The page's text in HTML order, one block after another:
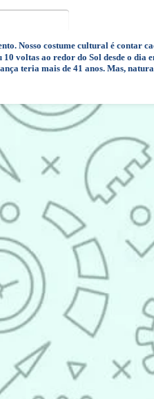
Nosso costume cultural é contar
voltas ao redor do Sol desde o dia
teria mais de 41 anos. Mas,